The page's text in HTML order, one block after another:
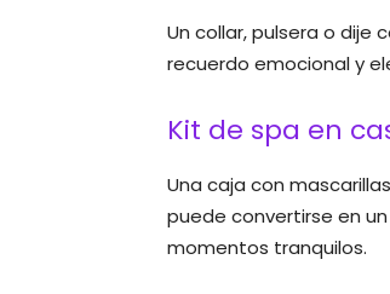
Un collar, pulsera o dije
recuerdo emocional y
Kit de spa en
Una caja con
puede convertirse en
momentos tranquilos.